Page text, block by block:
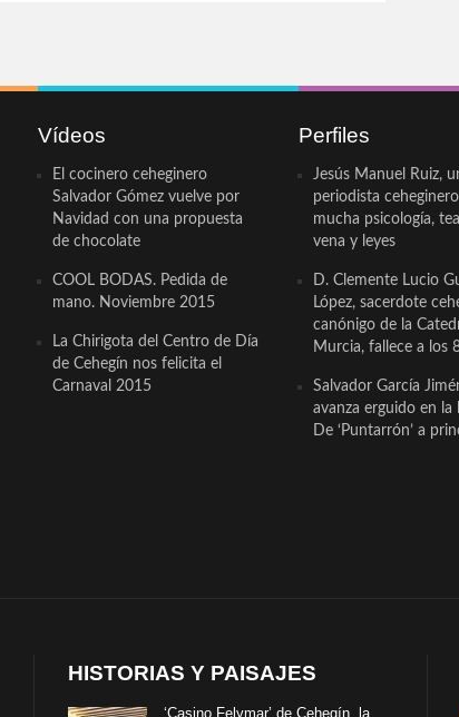
Vídeos
El cocinero ceheginero
Salvador Gómez vuelve por
Navidad con una propuesta
de chocolate
COOL BODAS. Pedida de
mano. Noviembre 2015
La Chirigota del Centro de Día
de Cehegín nos felicita el
Carnaval 2015
Perfiles
Jesús Manuel Ruiz,
periodista
mucha psicología,
vena y leyes
D. Clemente Lucio
López, sacerdote
canónigo de la
Murcia, fallece a los
Salvador García
avanza erguido en la
De ‘Puntarrón’ a
HISTORIAS Y PAISAJES
‘Casino Felymar’ de Cehegín, la